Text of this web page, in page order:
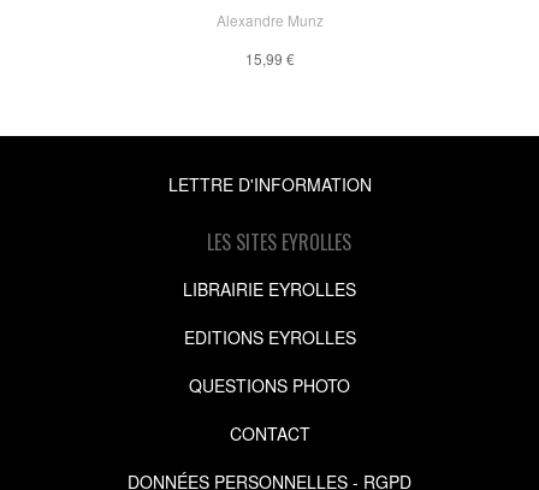
Alexandre Munz
15,99 €
LETTRE D'INFORMATION
LES SITES EYROLLES
LIBRAIRIE EYROLLES
EDITIONS EYROLLES
QUESTIONS PHOTO
CONTACT
DONNÉES PERSONNELLES - RGPD